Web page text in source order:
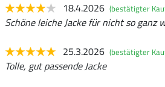
18.4.2026 (bestätigter
Schöne leiche Jacke für nicht so ganz
25.3.2026 (bestätigter
Tolle, gut passende Jacke